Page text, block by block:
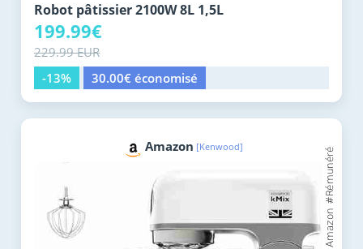
Robot pâtissier 2100W 8L 1,5L
199.99€
229.99 EUR
-13%
30.00€ économisé
Amazon [Kenwood]